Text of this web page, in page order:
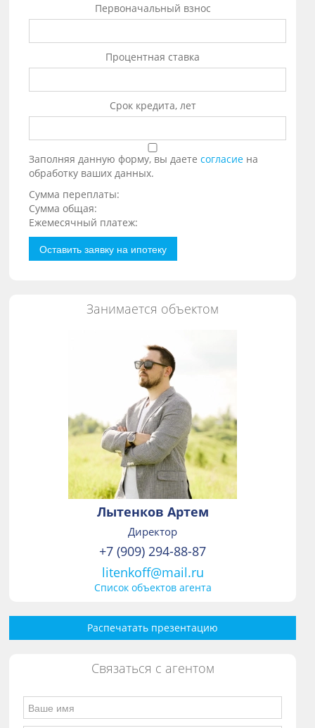
Первоначальный взнос
Процентная ставка
Срок кредита, лет
Заполняя данную форму, вы даетесогласие на
обработку ваших данных.
Сумма переплаты:
Сумма общая:
Ежемесячный платеж:
Оставить заявку на ипотеку
Занимается объектом
Лытенков Артем
Директор
+7 (909) 294-88-87
litenkoff@mail.ru
Список объектов агента
Распечатать презентацию
Связаться с агентом